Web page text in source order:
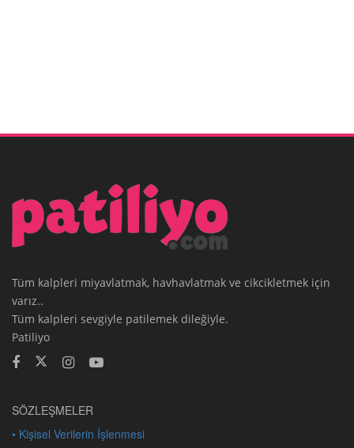
Tüm kalpleri miyavlatmak, havhavlatmak ve cikcikletmek için
varız..
Tüm kalpleri sevgiyle patilemek dileğiyle.
Patiliyo
SÖZLEŞMELER
• Kişisel Verilerin İşlenmesi